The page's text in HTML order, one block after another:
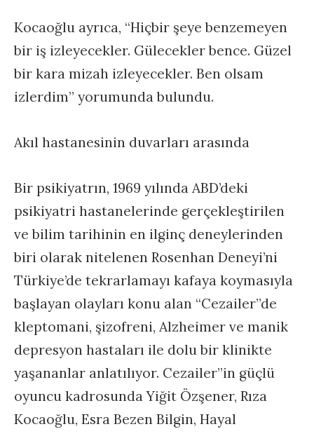
Kocaoğlu ayrıca, “Hiçbir şeye benzemeyen
bir iş izleyecekler. Gülecekler bence. Güzel
bir kara mizah izleyecekler. Ben olsam
izlerdim” yorumunda bulundu.
Akıl hastanesinin duvarları arasında
Bir psikiyatrın, 1969 yılında ABD’deki
psikiyatri hastanelerinde gerçekleştirilen
ve bilim tarihinin en ilginç deneylerinden
biri olarak nitelenen Rosenhan Deneyi’ni
Türkiye’de tekrarlamayı kafaya koymasıyla
başlayan olayları konu alan “Cezailer”de
kleptomani, şizofreni, Alzheimer ve manik
depresyon hastaları ile dolu bir klinikte
yaşananlar anlatılıyor. Cezailer”in güçlü
oyuncu kadrosunda Yiğit Özşener, Rıza
Kocaoğlu, Esra Bezen Bilgin, Hayal